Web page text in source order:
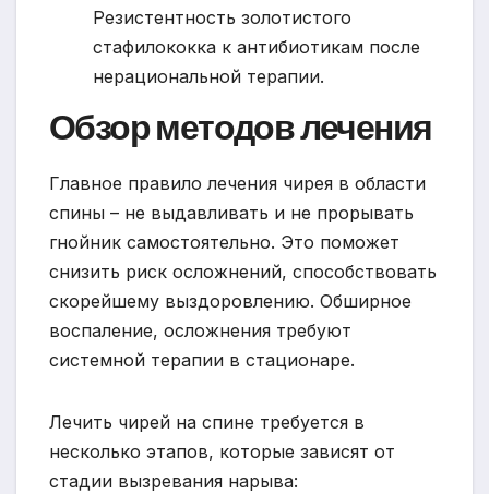
Резистентность золотистого
стафилококка к антибиотикам после
нерациональной терапии.
Обзор методов лечения
Главное правило лечения чирея в области
спины – не выдавливать и не прорывать
гнойник самостоятельно. Это поможет
снизить риск осложнений, способствовать
скорейшему выздоровлению. Обширное
воспаление, осложнения требуют
системной терапии в стационаре.
Лечить чирей на спине требуется в
несколько этапов, которые зависят от
стадии вызревания нарыва: